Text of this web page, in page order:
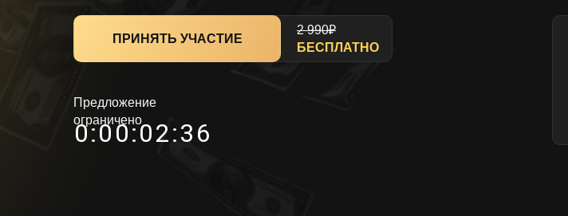
2 990₽
БЕСПЛАТНО
ПРИНЯТЬ УЧАСТИЕ
0:00:02:35
Предложение
ограничено